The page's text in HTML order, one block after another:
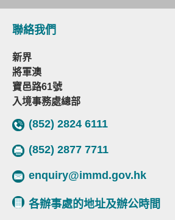
聯絡我們
新界
將軍澳
寶邑路61號
入境事務處總部
(852) 2824 6111
(852) 2877 7711
enquiry@immd.gov.hk
各辦事處的地址及辦公時間